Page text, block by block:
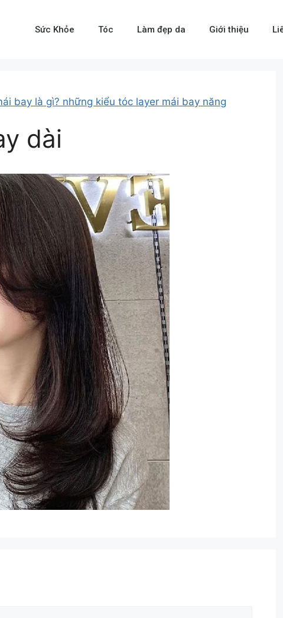
Sức Khỏe Tóc Làm đẹp da Giới thiệu
bay là gì? những kiểu tóc layer mái bay năng
dài